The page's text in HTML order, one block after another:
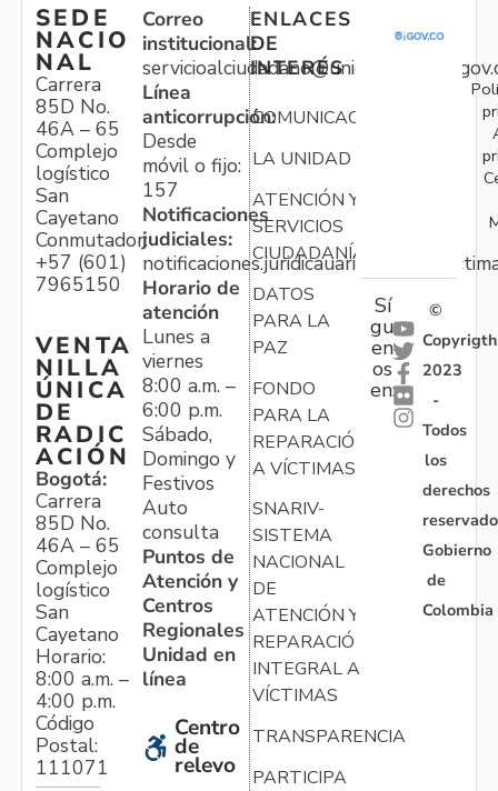
SEDE
NACIO
NAL
Carrera
85D No.
46A – 65
Complejo
logístico
San
Cayetano
Conmutador:
+57 (601)
7965150
VENTA
NILLA
ÚNICA
DE
RADIC
ACIÓN
Bogotá:
Carrera
85D No.
46A – 65
Complejo
logístico
San
Cayetano
Horario:
8:00 a.m. –
4:00 p.m.
Código
Postal:
111071
Correo
institucional:
Línea
anticorrupción:
Desde
móvil o fijo:
157
Notificaciones
judiciales:
Horario de
atención
Lunes a
viernes
8:00 a.m. –
6:00 p.m.
Sábado,
Domingo y
Festivos
Auto
consulta
Puntos de
Atención y
Centros
Regionales
Unidad en
línea
Centro
de
relevo
ENLACES
DE
INTERÉS
COMUNICACIONES
LA UNIDAD
ATENCIÓN Y
SERVICIOS
CIUDADANÍA
DATOS
PARA LA
PAZ
FONDO
PARA LA
REPARACIÓN
A VÍCTIMAS
SNARIV-
SISTEMA
NACIONAL
DE
ATENCIÓN Y
REPARACIÓN
INTEGRAL A
VÍCTIMAS
TRANSPARENCIA
PARTICIPA
Sí
gu
en
os
en:
©
Copyrigth
2023
-
Todos
los
derechos
Gobierno
de
Colombia